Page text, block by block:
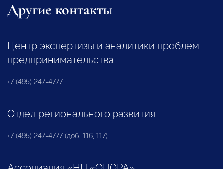
Другие контакты
Центр экспертизы и аналитики проблем
предпринимательства
+7 (495) 247-4777
Отдел регионального развития
+7 (495) 247-4777 (доб. 116, 117)